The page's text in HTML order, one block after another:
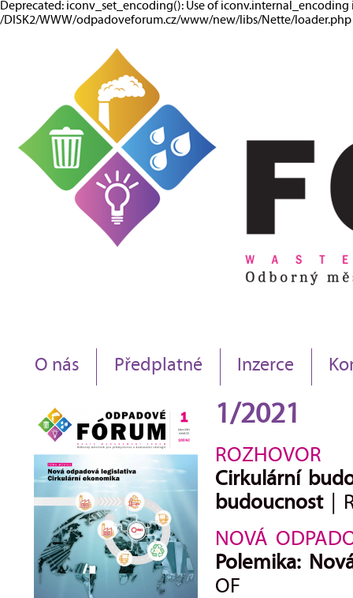
Deprecated: iconv_set_encoding(): Use of iconv.internal_encoding
/DISK2/WWW/odpadoveforum.cz/www/new/libs/Nette/loader.php
O nás Předplatné Inzerce
1/2021
ROZHOVOR
Cirkulární
budoucnost|
NOVÁ
Polemika:
OF